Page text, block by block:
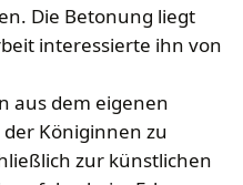
Die Betonung liegt
interessierte ihn von
aus dem eigenen
Königinnen zu
zur künstlichen